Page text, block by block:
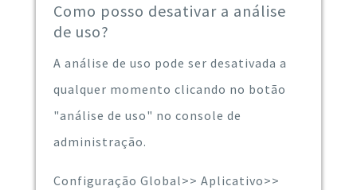
Como posso desativar a análise
de uso?
A análise de uso pode ser desativada a
qualquer momento clicando no botão
"análise de uso" no console de
administração.
Configuração Global>> Aplicativo>>